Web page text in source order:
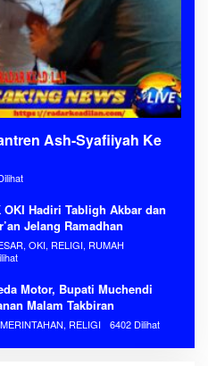
Ash-Syafiiyah Ke
OKI Hadiri Tabligh Akbar dan
Jelang Ramadhan
OKI, RELIGI, RUMAH
Motor, Bupati Muchendi
Malam Takbiran
RELIGI 6402 Dilihat